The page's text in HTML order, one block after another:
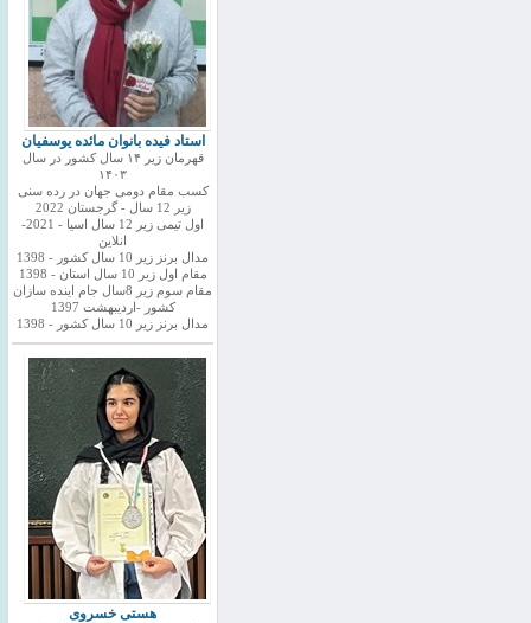
استاد فیده بانوان مائده یوسفیان
قهرمان زیر ۱۴ سال کشور در سال
۱۴۰۳
کسب مقام دومی جهان در رده سنی
زیر 12 سال - گرجستان 2022
اول تیمی زیر 12 سال اسیا - 2021-
انلاین
مدال برنز زیر 10 سال کشور - 1398
مقام اول زیر 10 سال استان - 1398
مقام سوم زیر 8سال جام اینده سازان
کشور -اردیبهشت 1397
مدال برنز زیر 10 سال کشور - 1398
هستی خسروی